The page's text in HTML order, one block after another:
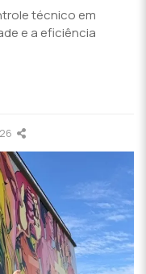
técnico em
e a eficiência